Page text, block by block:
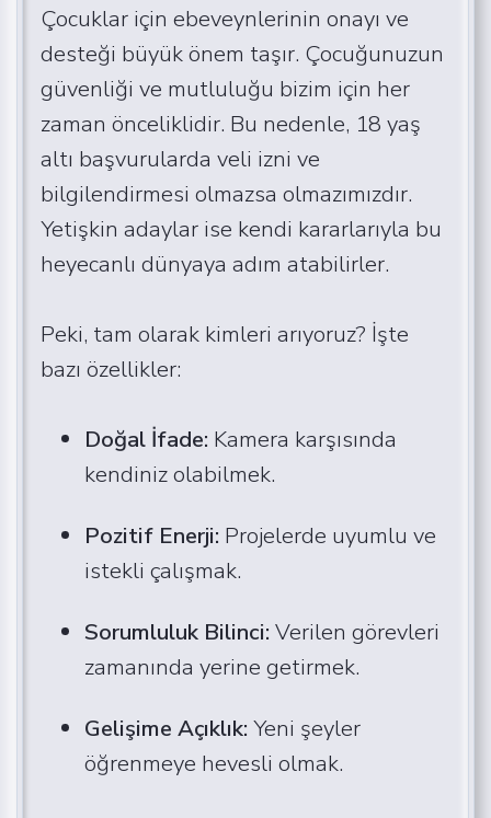
Çocuklar için ebeveynlerinin onayı ve
desteği büyük önem taşır. Çocuğunuzun
güvenliği ve mutluluğu bizim için her
zaman önceliklidir. Bu nedenle, 18 yaş
altı başvurularda veli izni ve
bilgilendirmesi olmazsa olmazımızdır.
Yetişkin adaylar ise kendi kararlarıyla bu
heyecanlı dünyaya adım atabilirler.
Peki, tam olarak kimleri arıyoruz? İşte
bazı özellikler:
Doğal İfade: Kamera karşısında
kendiniz olabilmek.
Pozitif Enerji: Projelerde uyumlu ve
istekli çalışmak.
Sorumluluk Bilinci: Verilen görevleri
zamanında yerine getirmek.
Gelişime Açıklık: Yeni şeyler
öğrenmeye hevesli olmak.